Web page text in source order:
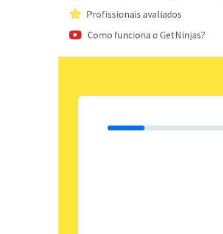
Profissionais avaliados
Como funciona o GetNinjas?